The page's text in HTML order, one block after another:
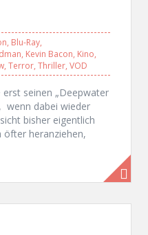
, Blu-Ray,
, Kevin Bacon, Kino,
, Terror, Thriller, VOD
seinen „Deepwater
wenn dabei wieder
bisher eigentlich
öfter heranziehen,